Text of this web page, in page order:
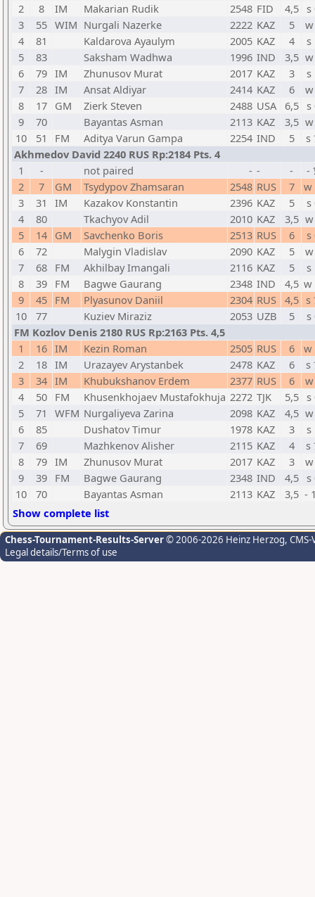
2
8 IM Makarian Rudik 2548 FID 4,5 s
3
55 WIM Nurgali Nazerke 2222 KAZ 5
4
81 Kaldarova Ayaulym 2005 KAZ 4
s
5
83 Saksham Wadhwa 1996 IND 3,5
6
79 IM Zhunusov Murat 2017 KAZ 3
s
7
28 IM Ansat Aldiyar 2414 KAZ 6
8
17 GM Zierk Steven 2488 USA 6,5 s
9
70 Bayantas Asman 2113 KAZ 3,5
10
51 FM Aditya Varun Gampa 2254 IND 5
s
Akhmedov David 2240 RUS Rp:2184 Pts. 4
1
- not paired - - -
-
2
7 GM Tsydypov Zhamsaran 2548 RUS 7
w
3
31 IM Kazakov Konstantin 2396 KAZ 5
s
4
80 Tkachyov Adil 2010 KAZ 3,5
5
14 GM Savchenko Boris 2513 RUS 6
s
6
72 Malygin Vladislav 2090 KAZ 5
7
68 FM Akhilbay Imangali 2116 KAZ 5
s
8
39 FM Bagwe Gaurang 2348 IND 4,5 w
9
45 FM Plyasunov Daniil 2304 RUS 4,5 s
10
77 Kuziev Miraziz 2053 UZB 5
s
FM Kozlov Denis 2180 RUS Rp:2163 Pts. 4,5
1
16 IM Kezin Roman 2505 RUS 6
w
2
18 IM Urazayev Arystanbek 2478 KAZ 6
s
3
34 IM Khubukshanov Erdem 2377 RUS 6
4
50 FM Khusenkhojaev Mustafokhuja 2272 TJK 5,5 s
5
71 WFM Nurgaliyeva Zarina 2098 KAZ 4,5
6
85 Dushatov Timur 1978 KAZ 3
s
7
69 Mazhkenov Alisher 2115 KAZ 4
s
8
79 IM Zhunusov Murat 2017 KAZ 3
9
39 FM Bagwe Gaurang 2348 IND 4,5
s
10
70 Bayantas Asman 2113 KAZ 3,5 -
Show complete list
Chess-Tournament-Results-Server© 2006-2026 Heinz Herzog,
Legal details/Terms of use